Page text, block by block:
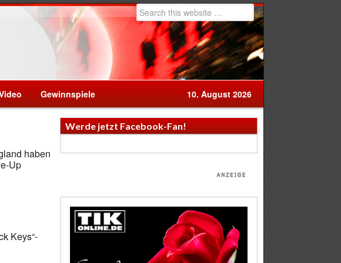
Gewinnspiele 10. August 2026
haben
Up
Keys“-
Werde jetzt Facebook-Fan!